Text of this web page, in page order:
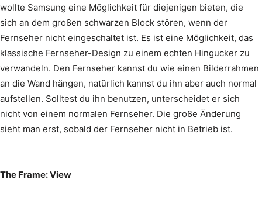
wollte Samsung eine Möglichkeit für diejenigen bieten, die
sich an dem großen schwarzen Block stören, wenn der
Fernseher nicht eingeschaltet ist. Es ist eine Möglichkeit, das
klassische Fernseher-Design zu einem echten Hingucker zu
verwandeln. Den Fernseher kannst du wie einen Bilderrahmen
an die Wand hängen, natürlich kannst du ihn aber auch normal
aufstellen. Solltest du ihn benutzen, unterscheidet er sich
nicht von einem normalen Fernseher. Die große Änderung
sieht man erst, sobald der Fernseher nicht in Betrieb ist.
The Frame: View